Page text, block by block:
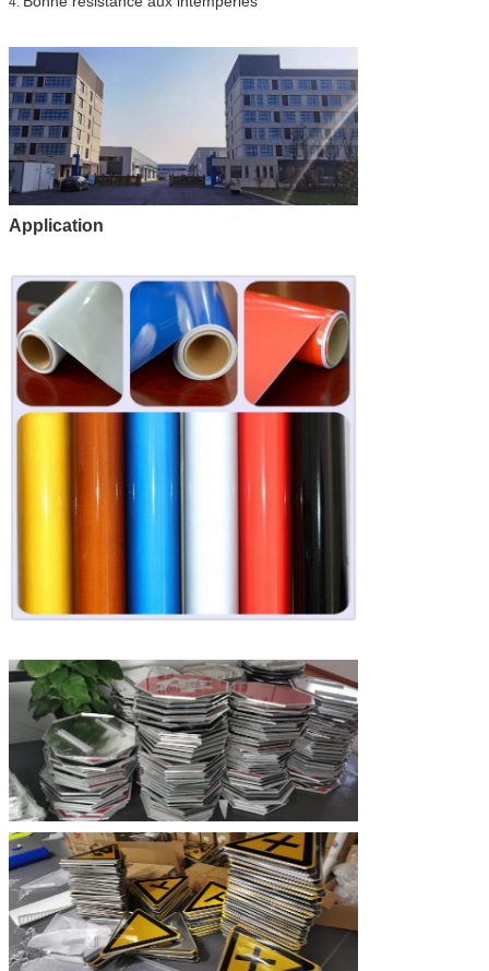
Application